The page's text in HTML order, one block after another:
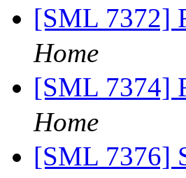
[SML 7372]
Home
[SML 7374]
Home
[SML 7376]